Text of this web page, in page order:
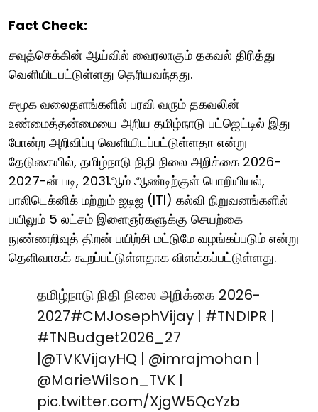
Fact Check:
சவுத்செக்கின் ஆய்வில் வைரலாகும் தகவல் திரித்து
வெளியிடபட்டுள்ளது தெரியவந்தது.
சமூக வலைதளங்களில் பரவி வரும் தகவலின்
உண்மைத்தன்மையை அறிய தமிழ்நாடு பட்ஜெட்டில் இது
போன்ற அறிவிப்பு வெளியிடப்பட்டுள்ளதா என்று
தேடுகையில், தமிழ்நாடு நிதி நிலை அறிக்கை 2026-
2027-ன் படி, 2031ஆம் ஆண்டிற்குள் பொறியியல்,
பாலிடெக்னிக் மற்றும் ஐடிஐ (ITI) கல்வி நிறுவனங்களில்
பயிலும் 5 லட்சம் இளைஞர்களுக்கு செயற்கை
நுண்ணறிவுத் திறன் பயிற்சி மட்டுமே வழங்கப்படும் என்று
தெளிவாகக் கூறப்பட்டுள்ளதாக விளக்கப்பட்டுள்ளது.
தமிழ்நாடு நிதி நிலை அறிக்கை 2026-
2027#CMJosephVijay | #TNDIPR |
#TNBudget2026_27
|@TVKVijayHQ | @imrajmohan |
@MarieWilson_TVK |
pic.twitter.com/XjgW5QcYzb